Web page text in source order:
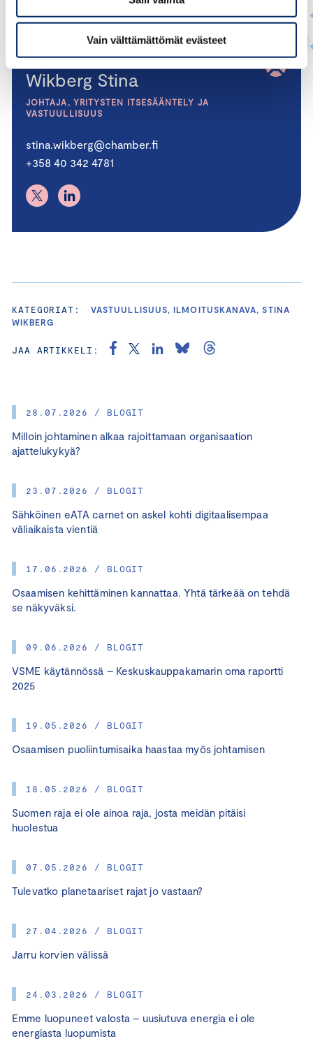
Vain välttämättömät evästeet
28.07.2026 / BLOGIT
Milloin johtaminen alkaa rajoittamaan organisaation
ajattelukykyä?
23.07.2026 / BLOGIT
Sähköinen eATA carnet on askel kohti digitaalisempaa
väliaikaista vientiä
17.06.2026 / BLOGIT
Osaamisen kehittäminen kannattaa. Yhtä tärkeää on tehdä
se näkyväksi.
09.06.2026 / BLOGIT
VSME käytännössä – Keskuskauppakamarin oma raportti
2025
19.05.2026 / BLOGIT
Osaamisen puoliintumisaika haastaa myös johtamisen
18.05.2026 / BLOGIT
Suomen raja ei ole ainoa raja, josta meidän pitäisi
huolestua
07.05.2026 / BLOGIT
Tulevatko planetaariset rajat jo vastaan?
27.04.2026 / BLOGIT
Jarru korvien välissä
24.03.2026 / BLOGIT
Emme luopuneet valosta – uusiutuva energia ei ole
energiasta luopumista
Wikberg Stina
JOHTAJA, YRITYSTEN ITSESÄÄNTELY JA
VASTUULLISUUS
stina.wikberg@chamber.fi
+358 40 342 4781
KATEGORIAT:
VASTUULLISUUS, ILMOITUSKANAVA, STINA
WIKBERG
JAA ARTIKKELI: